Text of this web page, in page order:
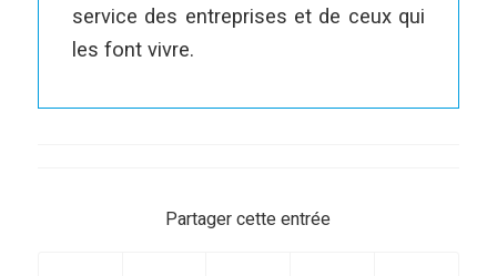
service des entreprises et de ceux qui
les font vivre.
Partager cette entrée